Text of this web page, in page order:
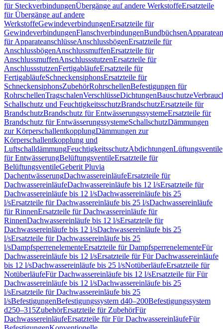
für SteckverbindungenÜbergänge auf andere WerkstoffeErsatzteile
für Übergänge auf andere
WerkstoffeGewindeverbindungenErsatzteile für
GewindeverbindungenFlanschverbindungenBundbüchsen
für ApparateanschlüsseAnschlussbögenErsatzteile für
AnschlussbögenAnschlussmuffenErsatzteile für
AnschlussmuffenAnschlussstutzenErsatzteile für
AnschlussstutzenFertigabläufeErsatzteile für
FertigabläufeSchneckensiphonsErsatzteile für
SchneckensiphonsZubehörRohrschellenBefestigungen für
RohrschellenTragschalenVerschlüsseDichtungenBauschutze
Schallschutz und FeuchtigkeitsschutzBrandschutzErsatzteile für
BrandschutzBrandschutz für EntwässerungssystemeErsatzteile für
Brandschutz für EntwässerungssystemeSchallschutzDämmungen
zur KörperschallentkopplungDämmungen zur
Körperschallentkopplung und
LuftschalldämmungFeuchtigkeitsschutzAbdichtungenLüftungsventile
für EntwässerungBelüftungsventileErsatzteile für
BelüftungsventileGeberit Pluvia
DachentwässerungDachwassereinläufeErsatzteile für
DachwassereinläufeDachwassereinläufe bis 12 l/sErsatzteile für
Dachwassereinläufe bis 12 l/sDachwassereinläufe bis 25
l/sErsatzteile für Dachwassereinläufe bis 25 l/sDachwassereinläufe
für RinnenErsatzteile für Dachwassereinläufe für
RinnenDachwassereinläufe bis 12 l/sErsatzteile für
Dachwassereinläufe bis 12 l/sDachwassereinläufe bis 25
l/sErsatzteile für Dachwassereinläufe bis 25
l/sDampfsperrenelementeErsatzteile für DampfsperrenelementeFür
Dachwassereinläufe bis 12 l/sErsatzteile für Für Dachwassereinläufe
bis 12 l/sDachwassereinläufe bis 25 l/sNotüberläufeErsatzteile für
NotüberläufeFür Dachwassereinläufe bis 12 l/sErsatzteile für Für
Dachwassereinläufe bis 12 l/sDachwassereinläufe bis 25
l/sErsatzteile für Dachwassereinläufe bis 25
l/sBefestigungenBefestigungssystem d40–200Befestigungssystem
d250–315ZubehörErsatzteile für ZubehörFür
DachwassereinläufeErsatzteile für Für DachwassereinläufeFür